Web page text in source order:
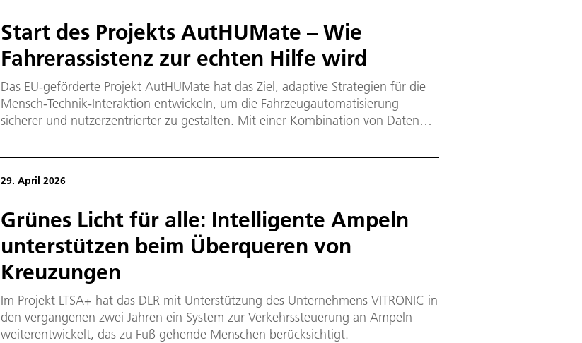
Start des Projekts AutHUMate – Wie
Fahrerassistenz zur echten Hilfe wird
Das EU-geförderte Projekt AutHUMate hat das Ziel, adaptive Strategien für die
Mensch-Technik-Interaktion entwickeln, um die Fahrzeugautomatisierung
sicherer und nutzerzentrierter zu gestalten. Mit einer Kombination von Daten
multimodalen Schnittstellen will das Projekt sicherere, intuitivere und
Systemen ermöglichen.
29. April 2026
Grünes Licht für alle: Intelligente Ampeln
unterstützen beim Überqueren von
Kreuzungen
Im Projekt LTSA+ hat das DLR mit Unterstützung des Unternehmens VITRONIC in
den vergangenen zwei Jahren ein System zur Verkehrssteuerung an Ampeln
weiterentwickelt, das zu Fuß gehende Menschen berücksichtigt.